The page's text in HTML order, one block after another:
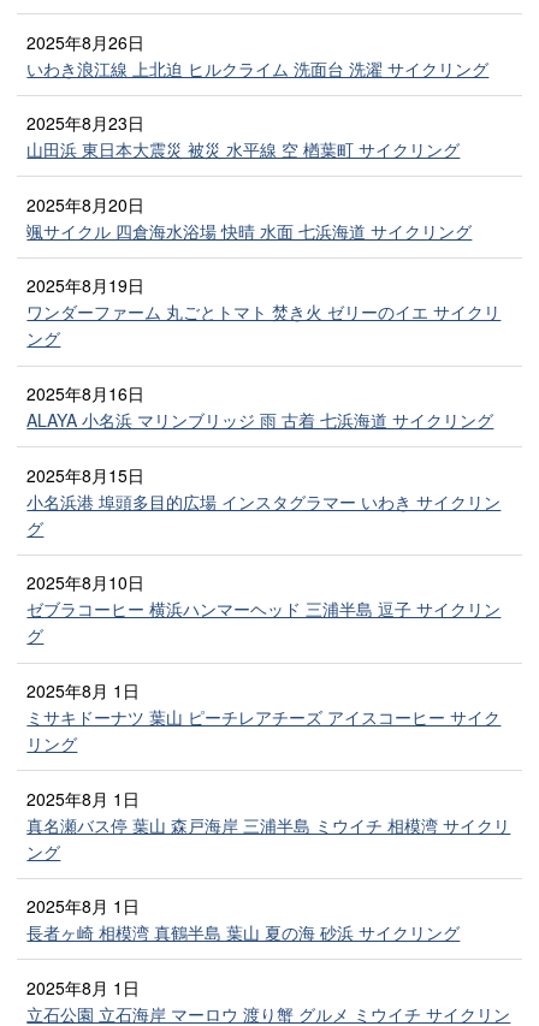
2025年8月26日
いわき浪江線 上北迫 ヒルクライム 洗面台 洗濯 サイクリング
2025年8月23日
山田浜 東日本大震災 被災 水平線 空 楢葉町 サイクリング
2025年8月20日
颯サイクル 四倉海水浴場 快晴 水面 七浜海道 サイクリング
2025年8月19日
ワンダーファーム 丸ごとトマト 焚き火 ゼリーのイエ サイクリ
ング
2025年8月16日
ALAYA 小名浜 マリンブリッジ 雨 古着 七浜海道 サイクリング
2025年8月15日
小名浜港 埠頭多目的広場 インスタグラマー いわき サイクリン
グ
2025年8月10日
ゼブラコーヒー 横浜ハンマーヘッド 三浦半島 逗子 サイクリン
グ
2025年8月 1日
ミサキドーナツ 葉山 ピーチレアチーズ アイスコーヒー サイク
リング
2025年8月 1日
真名瀬バス停 葉山 森戸海岸 三浦半島 ミウイチ 相模湾 サイクリ
ング
2025年8月 1日
長者ヶ崎 相模湾 真鶴半島 葉山 夏の海 砂浜 サイクリング
2025年8月 1日
立石公園 立石海岸 マーロウ 渡り蟹 グルメ ミウイチ サイクリン